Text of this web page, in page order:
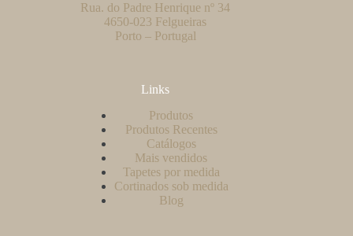
Rua. do Padre Henrique nº 34
4650-023 Felgueiras
Porto – Portugal
Links
Produtos
Produtos Recentes
Catálogos
Mais vendidos
Tapetes por medida
Cortinados sob medida
Blog